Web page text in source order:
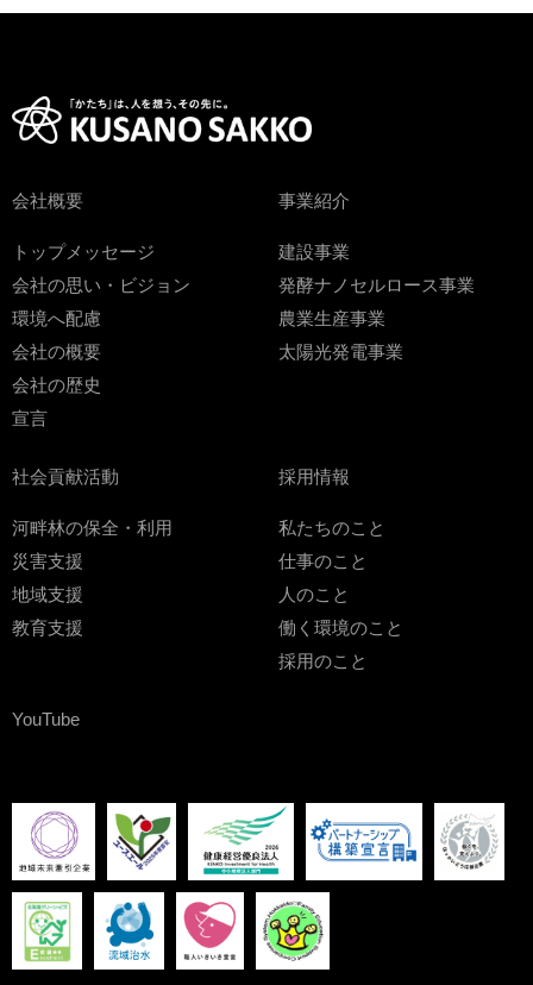
会社概要
トップメッセージ
会社の思い・ビジョン
環境へ配慮
会社の概要
会社の歴史
宣言
事業紹介
建設事業
発酵ナノセルロース事業
農業生産事業
太陽光発電事業
社会貢献活動
河畔林の保全・利用
災害支援
地域支援
教育支援
採用情報
私たちのこと
仕事のこと
人のこと
働く環境のこと
採用のこと
YouTube